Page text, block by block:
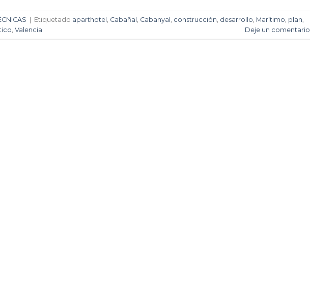
| Etiquetado aparthotel Cabañal Cabanyal construcción desarrollo Marítimo plan
Valencia Deje un comentario